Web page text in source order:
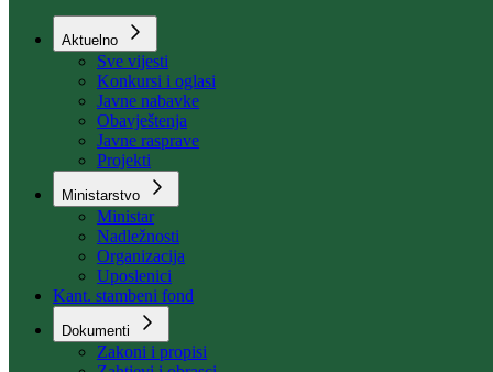
Aktuelno
Sve vijesti
Konkursi i oglasi
Javne nabavke
Obavještenja
Javne rasprave
Projekti
Ministarstvo
Ministar
Nadležnosti
Organizacija
Uposlenici
Kant. stambeni fond